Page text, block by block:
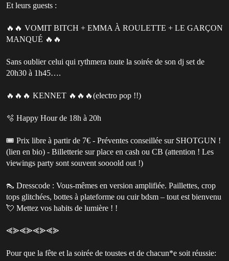
Et leurs guests :
🔥🔥 VOMIT BITCH + EMMA À ROULETTE + LE GARÇON
MANQUÉ 🔥🔥
Sans oublier celui qui rythmera toute la soirée de son dj set de
20h30 à 1h45….
🔥🔥🔥 KENNET 🔥🔥🔥(electro pop !!)
🫧 Happy Hour de 18h à 20h
🎟️ Prix libre à partir de 7€ - Préventes conseillée sur SHOTGUN !
(lien en bio) - Billetterie sur place en cash ou CB (attention ! Les
viewings party sont souvent soooold out !)
👠 Dresscode : Vous-mêmes en version amplifiée. Paillettes, crop
tops glitchées, bottes à plateforme ou cuir bdsm – tout est bienvenu
💘 Mettez vos habits de lumière ! !
⪡⪢⪡⪢⪡⪢⪡⪢
Pour que la fête et la soirée de toustes et de chacun*e soit réussie: